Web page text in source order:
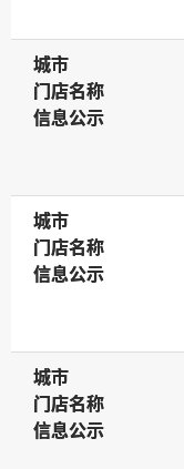
城市
城市
门店名称
门店名称
信息公示
信息公示
城市
城市
门店名称
门店名称
信息公示
信息公示
城市
城市
门店名称
门店名称
信息公示
信息公示